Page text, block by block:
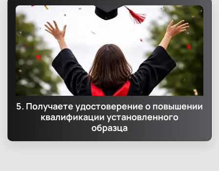
5. Получаете удостоверение о повышении
квалификации установленного
образца